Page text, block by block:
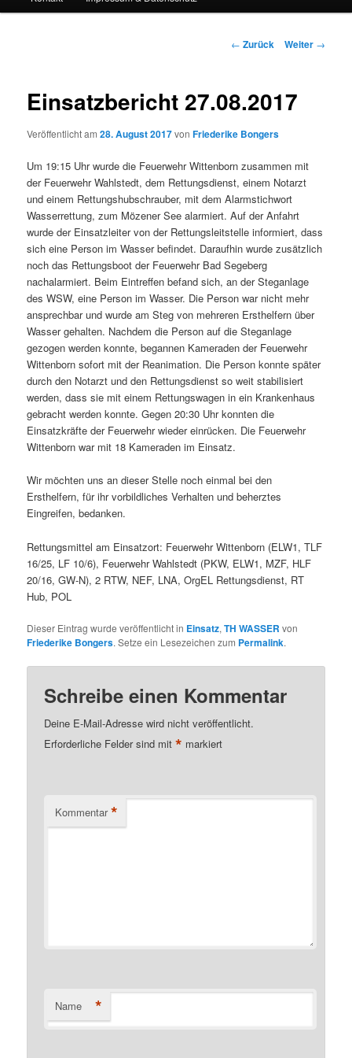
Beitrags-
← Zurück Weiter →
Einsatzbericht 27.08.2017
Veröffentlicht am28. August 2017vonFriederike Bongers
Um 19:15 Uhr wurde die Feuerwehr Wittenborn zusammen mit
der Feuerwehr Wahlstedt, dem Rettungsdienst, einem Notarzt
und einem Rettungshubschrauber, mit dem Alarmstichwort
Wasserrettung, zum Mözener See alarmiert. Auf der Anfahrt
wurde der Einsatzleiter von der Rettungsleitstelle informiert, dass
sich eine Person im Wasser befindet. Daraufhin wurde zusätzlich
noch das Rettungsboot der Feuerwehr Bad Segeberg
nachalarmiert. Beim Eintreffen befand sich, an der Steganlage
des WSW, eine Person im Wasser. Die Person war nicht mehr
ansprechbar und wurde am Steg von mehreren Ersthelfern über
Wasser gehalten. Nachdem die Person auf die Steganlage
gezogen werden konnte, begannen Kameraden der Feuerwehr
Wittenborn sofort mit der Reanimation. Die Person konnte später
durch den Notarzt und den Rettungsdienst so weit stabilisiert
werden, dass sie mit einem Rettungswagen in ein Krankenhaus
gebracht werden konnte. Gegen 20:30 Uhr konnten die
Einsatzkräfte der Feuerwehr wieder einrücken. Die Feuerwehr
Wittenborn war mit 18 Kameraden im Einsatz.
Wir möchten uns an dieser Stelle noch einmal bei den
Ersthelfern, für ihr vorbildliches Verhalten und beherztes
Eingreifen, bedanken.
Rettungsmittel am Einsatzort: Feuerwehr Wittenborn (ELW1, TLF
16/25, LF 10/6), Feuerwehr Wahlstedt (PKW, ELW1, MZF, HLF
20/16, GW-N), 2 RTW, NEF, LNA, OrgEL Rettungsdienst, RT
Hub, POL
Dieser Eintrag wurde veröffentlicht in Einsatz,TH WASSER von
Friederike Bongers. Setze ein Lesezeichen zum Permalink.
Schreibe einen Kommentar
Deine E-Mail-Adresse wird nicht veröffentlicht.
Erforderliche Felder sind mit* markiert
Kommentar *
Name *